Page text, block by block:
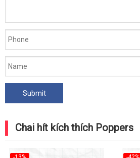
Chai hít kích thích Poppers